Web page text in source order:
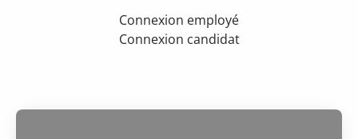
Connexion employé
Connexion candidat